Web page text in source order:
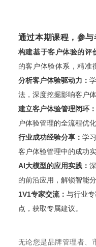
通过本期课程， 参
构建基于客户体验的评
的客户体验体系，精准
分析客户体验驱动力：
法，深度挖掘影响客户
建立客户体验管理闭环：
户体验管理的全流程优化
行业成功经验分享： 学
客户体验管理中的成功实
AI大模型的应用实践：
的前沿应用，解锁智能
1V1专家交流： 与行业
点，获取专属建议。
无论您是品牌管理者、